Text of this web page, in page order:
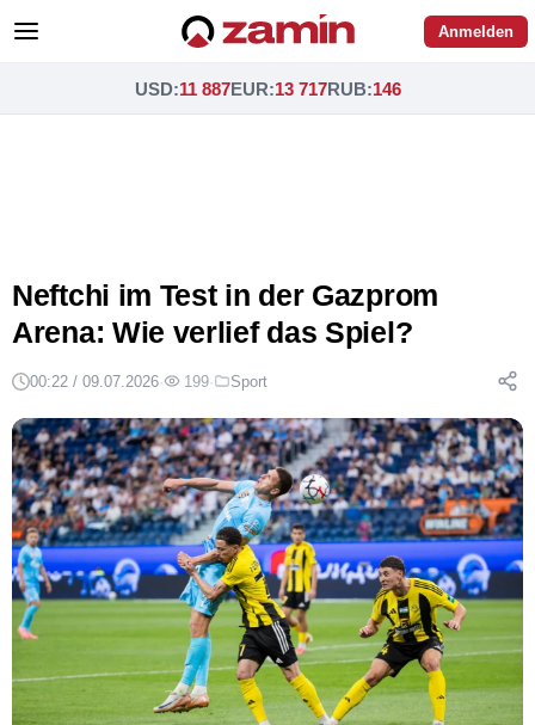
Anmelden
USD:11 887EUR:13 717RUB:146
Neftchi im Test in der Gazprom
Arena: Wie verlief das Spiel?
00:22 / 09.07.2026· 199· Sport